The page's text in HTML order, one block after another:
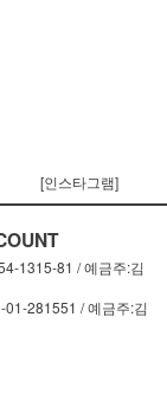
[인스타그램]
1315-81 / 예금주:김
01-281551 / 예금주:김